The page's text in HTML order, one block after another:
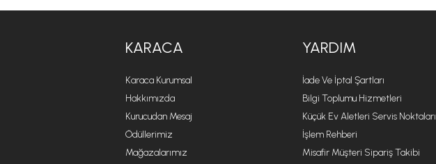
KARACA
Karaca Kurumsal
Hakkımızda
Kurucudan Mesaj
Ödüllerimiz
Mağazalarımız
YARDIM
İade Ve İptal Şartları
Bilgi Toplumu Hizmetleri
Küçük Ev Aletleri Servis Noktaları
İşlem Rehberi
Misafir Müşteri Sipariş Takibi